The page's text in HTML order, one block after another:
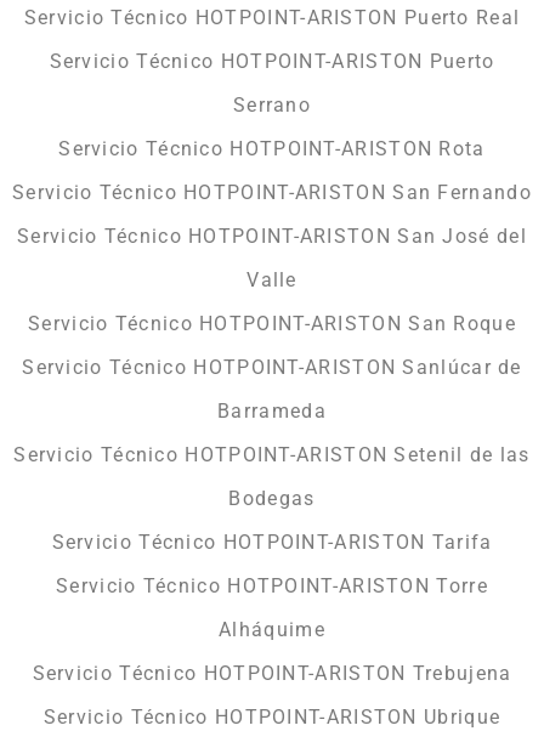
Servicio Técnico HOTPOINT-ARISTON Puerto Real
Servicio Técnico HOTPOINT-ARISTON Puerto
Serrano
Servicio Técnico HOTPOINT-ARISTON Rota
Servicio Técnico HOTPOINT-ARISTON San Fernando
Servicio Técnico HOTPOINT-ARISTON San José del
Valle
Servicio Técnico HOTPOINT-ARISTON San Roque
Servicio Técnico HOTPOINT-ARISTON Sanlúcar de
Barrameda
Servicio Técnico HOTPOINT-ARISTON Setenil de las
Bodegas
Servicio Técnico HOTPOINT-ARISTON Tarifa
Servicio Técnico HOTPOINT-ARISTON Torre
Alháquime
Servicio Técnico HOTPOINT-ARISTON Trebujena
Servicio Técnico HOTPOINT-ARISTON Ubrique